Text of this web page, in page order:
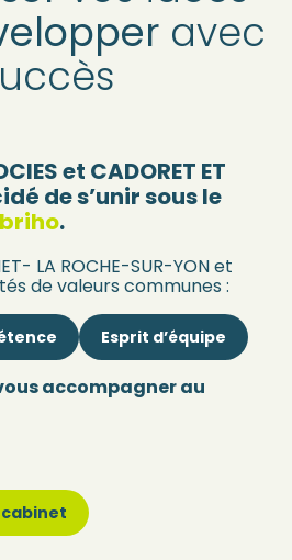
avec
et CADORET ET
de s’unir sous le
.
LA ROCHE-SUR-YON et
de valeurs communes :
Esprit d’équipe
accompagner au